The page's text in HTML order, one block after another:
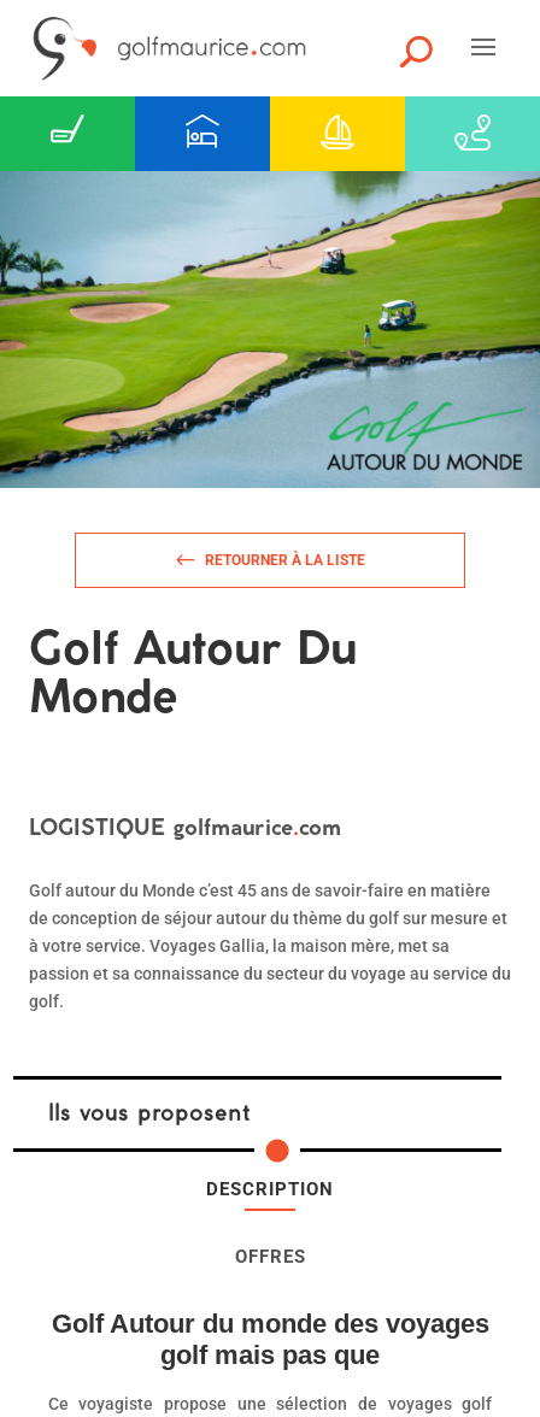
RETOURNER À LA LISTE
Golf Autour Du
Monde
LOGISTIQUE golfmaurice.com
Golf autour du Monde c’est 45 ans de savoir-faire en matière
de conception de séjour autour du thème du golf sur mesure et
à votre service. Voyages Gallia, la maison mère, met sa
passion et sa connaissance du secteur du voyage au service du
golf.
Ils vous proposent
DESCRIPTION
OFFRES
Golf Autour du monde des voyages
golf mais pas que
Ce voyagiste propose une sélection de voyages golf